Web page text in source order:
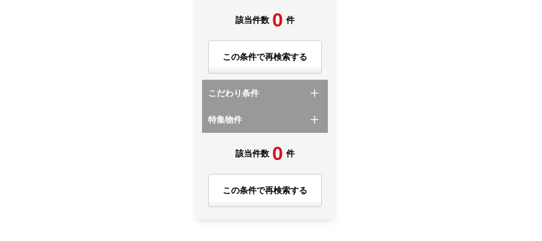
該当件数 0 件
この条件で再検索する
こだわり条件
特集物件
該当件数 0 件
この条件で再検索する